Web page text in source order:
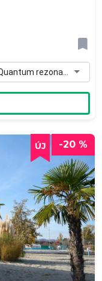
Teljes egészségügyi állapotfelmérés Quantum rezonanciával - 2 540 Ft
-20 %